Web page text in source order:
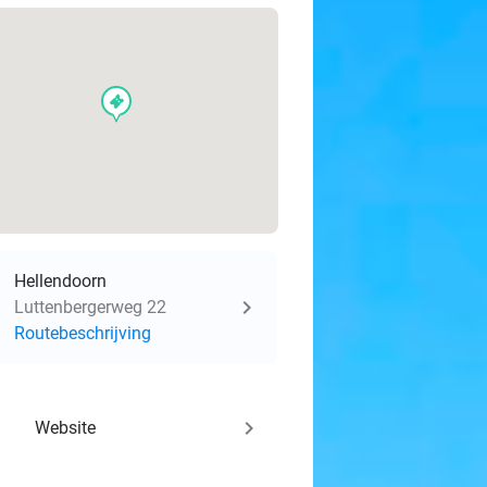
events
Hellendoorn
Luttenbergerweg 22
Routebeschrijving
Website keyboard_arrow_right